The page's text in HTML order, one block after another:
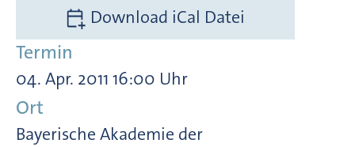
Download iCal Datei
Termin
04. Apr. 2011 16:00 Uhr
Ort
Bayerische Akademie der